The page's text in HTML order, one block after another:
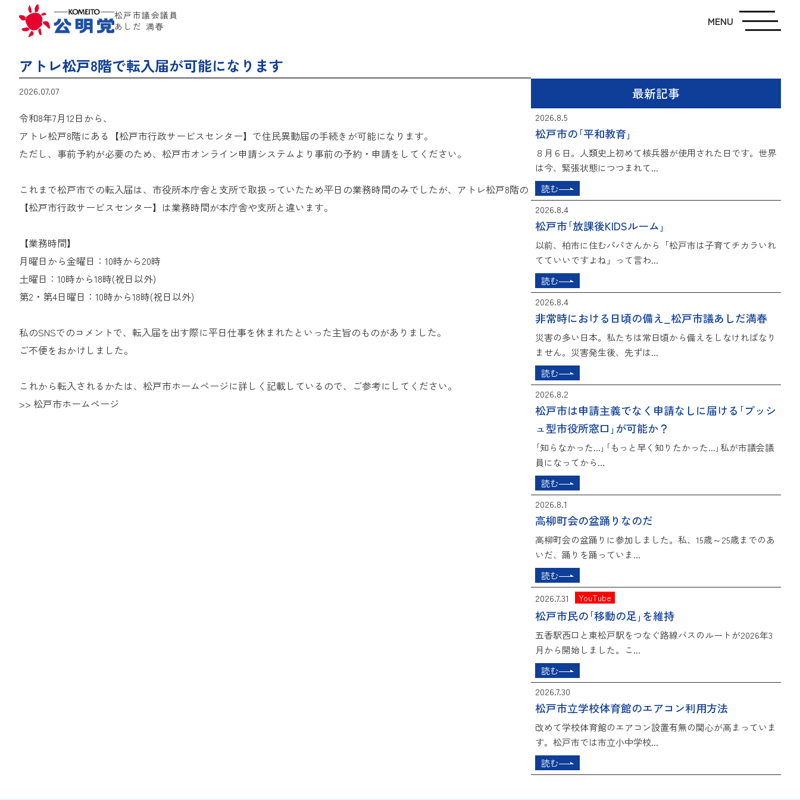
松戸市議会議員
あしだ 満春
MENU
アトレ松戸8階で転入届が可能になります
2026.07.07
令和8年7月12日から、
アトレ松戸8階にある【松戸市行政サービスセンター】で住民異動届の手続きが可能になります。
ただし、事前予約が必要のため、 松戸市オンライン申請システム より事前の予約・申請をしてください。
これまで松戸市での転入届は、市役所本庁舎と支所で取扱っていたため平日の業務時間のみでしたが、アトレ松戸8階の
【松戸市行政サービスセンター】は業務時間が本庁舎や支所と違います。
【業務時間】
月曜日から金曜日：10時から20時
土曜日：10時から18時(祝日以外)
第2・第4日曜日：10時から18時(祝日以外)
私のSNSでのコメントで、転入届を出す際に平日仕事を休まれたといった主旨のものがありました。
ご不便をおかけしました。
これから転入されるかたは、松戸市ホームページに詳しく記載しているので、ご参考にしてください。
>> 松戸市ホームページ
最新記事
2026.8.5
松戸市の｢平和教育｣
８月６日。人類史上初めて核兵器が使用された日です。世界
は今、緊張状態につつまれて...
読む
2026.8.4
松戸市｢放課後KIDSルーム｣
以前、柏市に住むパパさんから「松戸市は子育てチカラいれ
てていいですよね」って言わ...
読む
2026.8.4
非常時における日頃の備え_松戸市議あしだ満春
災害の多い日本。私たちは常日頃から備えをしなければなり
ません。災害発生後、先ずは...
読む
2026.8.2
松戸市は申請主義でなく申請なしに届ける｢プッシ
ュ型市役所窓口｣が可能か？
｢知らなかった...｣｢もっと早く知りたかった...｣私が市議会議
員になってから...
読む
2026.8.1
高柳町会の盆踊りなのだ
高柳町会の盆踊りに参加しました。私、15歳～25歳までのあ
いだ、踊りを踊っていま...
読む
2026.7.31
YouTube
松戸市民の｢移動の足｣を維持
五香駅西口と東松戸駅をつなぐ路線バスのルートが2026年3
月から開始しました。こ...
読む
2026.7.30
松戸市立学校体育館のエアコン利用方法
改めて学校体育館のエアコン設置有無の関心が高まっていま
す。松戸市では市立小中学校...
読む